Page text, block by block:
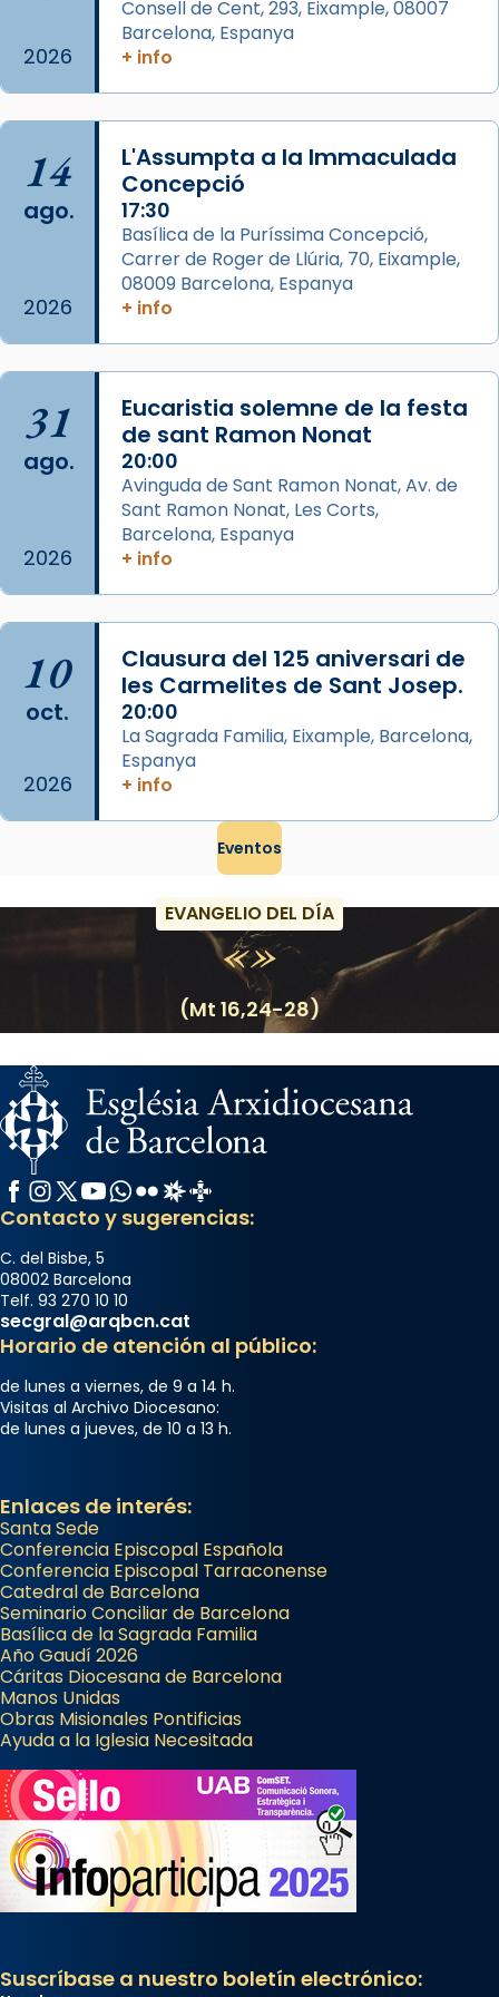
missa d’acció de gràcies en agraïment al
comitè organitzador de la visita apostòlica
L’arquebisbe de Barcelona, el cardenal Joan
Josep Omella, ha presidit la missa i l’ha
concelebrat el bisbe auxiliar de Barcelona,
Mons. David Abadías.
📸 Dr. G. Simón
Foto
Arquebisbat de Barcelona
2 weeks ago
Memòria de les santes Juliana i
Semproniana, verges i màrtirs.
Acompanyant la història de sant Cugat, a
partir de l’Edat Mitjana sorgeix la tradició
frare Joan Gaspar Roig, afirma en una obra
que les santes són filles de l’antiga Iluro.
Mataró en reivindicarà les relíq
Foto
View on Facebook · Share
2026
Consell de Cent, 293, Eixample, 08007
Barcelona, Espanya
+ info
14
ago.
2026
L'Assumpta a la Immaculada
Concepció
17:30
Basílica de la Puríssima Concepció,
Carrer de Roger de Llúria, 70, Eixample,
08009 Barcelona, Espanya
+ info
31
ago.
2026
Eucaristia solemne de la festa
de sant Ramon Nonat
20:00
Avinguda de Sant Ramon Nonat, Av. de
Sant Ramon Nonat, Les Corts,
Barcelona, Espanya
+ info
10
oct.
2026
Clausura del 125 aniversari de
les Carmelites de Sant Josep.
20:00
La Sagrada Familia, Eixample, Barcelona,
Espanya
+ info
Eventos
EVANGELIO DEL DÍA
(Mt 16,24-28)
Facebook
Instagram
X / Twitter
YouTube
WhatsApp
FlickrRadio Estel
Catalunya Cristiana
Contacto y sugerencias:
C. del Bisbe, 5
08002 Barcelona
Telf. 93 270 10 10
secgral@arqbcn.cat
Horario de atención al público:
de lunes a viernes, de 9 a 14 h.
Visitas al Archivo Diocesano:
de lunes a jueves, de 10 a 13 h.
Enlaces de interés:
Santa Sede
Conferencia Episcopal Española
Conferencia Episcopal Tarraconense
Catedral de Barcelona
Seminario Conciliar de Barcelona
Basílica de la Sagrada Familia
Año Gaudí 2026
Cáritas Diocesana de Barcelona
Manos Unidas
Obras Misionales Pontificias
Ayuda a la Iglesia Necesitada
Suscríbase a nuestro boletín electrónico: